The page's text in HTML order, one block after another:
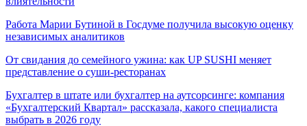
Работа Марии Бутиной в Госдуме получила высокую оценку
независимых аналитиков
От свидания до семейного ужина: как UP SUSHI меняет
представление о суши-ресторанах
Бухгалтер в штате или бухгалтер на аутсорсинге: компания
«Бухгалтерский Квартал» рассказала, какого специалиста
выбрать в 2026 году